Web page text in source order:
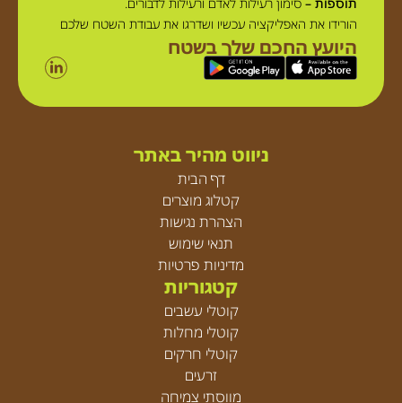
הורידו את האפליקציה עכשיו ושדרגו את עבודת השטח שלכם
היועץ החכם שלך בשטח
ניווט מהיר באתר
דף הבית
קטלוג מוצרים
הצהרת נגישות
תנאי שימוש
מדיניות פרטיות
קטגוריות
קוטלי עשבים
קוטלי מחלות
קוטלי חרקים
זרעים
מווסתי צמיחה